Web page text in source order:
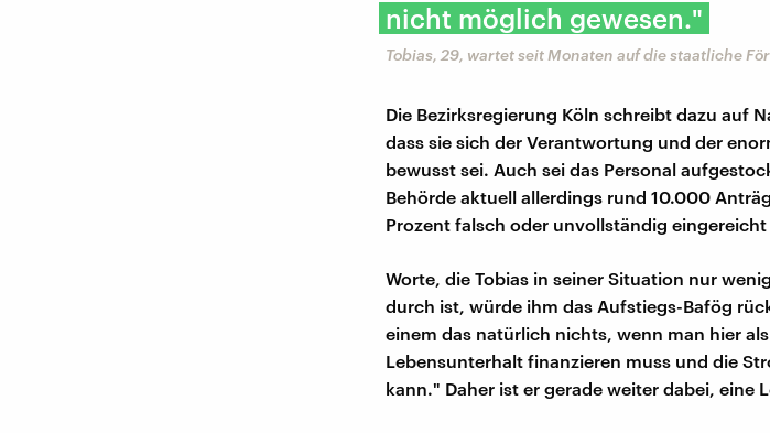
nicht möglich gewesen."
Tobias, 29, wartet seit Monaten auf die staatliche
Die Bezirksregierung Köln schreibt dazu auf
dass sie sich der Verantwortung und der
bewusst sei. Auch sei das Personal
Behörde aktuell allerdings rund 10.000
Prozent falsch oder unvollständig
Worte, die Tobias in seiner Situation nur
durch ist, würde ihm das Aufstiegs-Bafög
einem das natürlich nichts, wenn man hier
Lebensunterhalt finanzieren muss und die
kann." Daher ist er gerade weiter dabei, eine